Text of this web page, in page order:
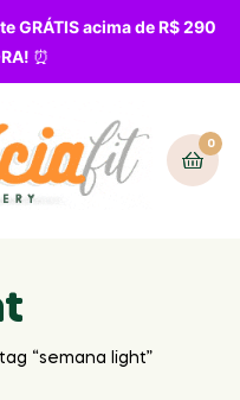
GRÁTIS acima de R$ 290
⏰
0
“semana light”